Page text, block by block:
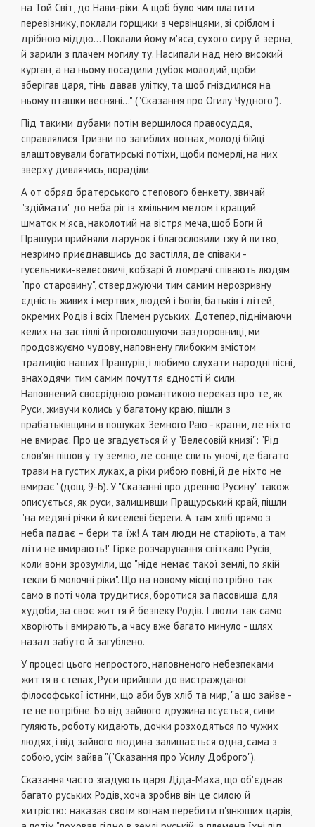
на Той Світ, до Нави-ріки. А щоб було чим платити
перевізнику, поклали горщики з червінцями, зі сріблом і
дрібною міддю... Поклали йому м'яса, сухого сиру й зерна,
й зарили з плачем могилу ту. Насипали над нею високий
курган, а на ньому посадили дубок молодий, щоби
зберігав царя, тінь давав улітку, та щоб гніздилися на
ньому пташки весняні..." ("Сказання про Огилу Чудного").
Під такими дубами потім вершилося правосуддя,
справлялися Тризни по загиблих воїнах, молоді бійці
влаштовували богатирські потіхи, щоби померлі, на них
зверху дивлячись, пораділи.
А от обряд братерського степового бенкету, звичай
"здіймати" до неба ріг із хмільним медом і кращий
шматок м'яса, наколотий на вістря меча, щоб Боги й
Пращури прийняли дарунок і благословили їжу й питво,
незримо приєднавшись до застілля, де співаки -
гусельники-велесовичі, кобзарі й домрачі співають людям
"про старовину", стверджуючи тим самим нерозривну
єдність живих і мертвих, людей і Богів, батьків і дітей,
окремих Родів і всіх Племен руських. Дотепер, піднімаючи
келих на застіллі й проголошуючи заздоровниці, ми
продовжуємо чудову, наповнену глибоким змістом
традицію наших Пращурів, і любимо слухати народні пісні,
знаходячи тим самим почуття єдності й сили.
Наповнений своєрідною романтикою переказ про те, як
Руси, живучи колись у багатому краю, пішли з
прабатьківщини в пошуках Земного Раю - країни, де ніхто
не вмирає. Про це згадується й у "Велесовій книзі": "Рід
слов'ян пішов у ту землю, де сонце спить уночі, де багато
трави на густих луках, а ріки рибою повні, й де ніхто не
вмирає" (дощ. 9-Б). У "Сказанні про древню Русину" також
описується, як руси, залишивши Пращурський край, пішли
"на медяні річки й киселеві береги. А там хліб прямо з
неба падає – бери та їж! А там люди не старіють, а там
діти не вмирають!" Гірке розчарування спіткало Русів,
коли вони зрозуміли, що "ніде немає такої землі, по якій
текли б молочні ріки". Що на новому місці потрібно так
само в поті чола трудитися, боротися за пасовища для
худоби, за своє життя й безпеку Родів. І люди так само
хворіють і вмирають, а часу вже багато минуло - шлях
назад забуто й загублено.
У процесі цього непростого, наповненого небезпеками
життя в степах, Руси прийшли до вистражданої
філософської істини, що аби був хліб та мир, "а що зайве -
те не потрібне. Бо від зайвого дружина псується, сини
гуляють, роботу кидають, дочки розходяться по чужих
людях, і від зайвого людина залишається одна, сама з
собою, усім зайва "("Сказання про Усилу Доброго").
Сказання часто згадують царя Діда-Маха, що об'єднав
багато руських Родів, хоча зробив він це силою й
хитрістю: наказав своїм воїнам перебити п'янющих царів,